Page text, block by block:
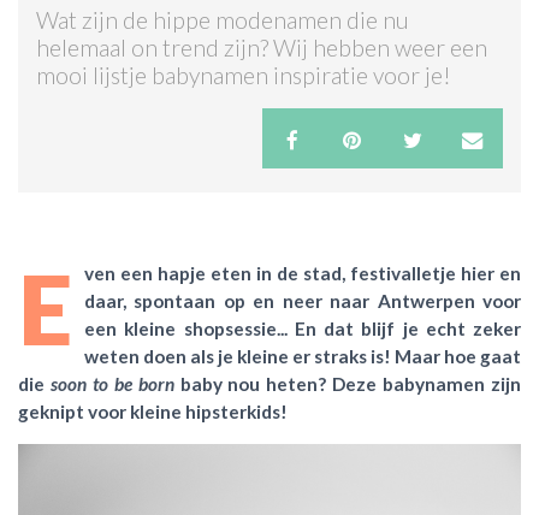
SHOPS
ACTIES & KORTING
Wat zijn de hippe modenamen die nu
helemaal on trend zijn? Wij hebben weer een
mooi lijstje babynamen inspiratie voor je!
E
ven een hapje eten in de stad, festivalletje hier en
daar, spontaan op en neer naar Antwerpen voor
een kleine shopsessie... En dat blijf je echt zeker
weten doen als je kleine er straks is! Maar hoe gaat
die soon to be bornbaby nou heten? Deze babynamen zijn
geknipt voor kleine hipsterkids!